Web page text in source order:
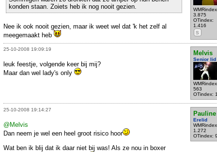
3.875
OTindex:
1.416
S
konden staan. Zoiets heb ik nog nooit gezien.
Nee ik ook nooit gezien, maar ik weet wel dat 'k het zelf al
meegemaakt heb
25-10-2008 19:09:19
Melvis
Senior lid
563
OTindex:
leuk feestje, volgende keer bij mij?
Maar dan wel lady's only
25-10-2008 19:14:27
Pauline
Erelid
1.272
OTindex:
@Melvis
Dan neem je wel een heel groot risico hoor
Wat ben ik blij dat ik daar niet bij was! Als ze nou in boxer